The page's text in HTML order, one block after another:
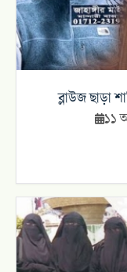
ব্লাউজ ছাড়া
১১